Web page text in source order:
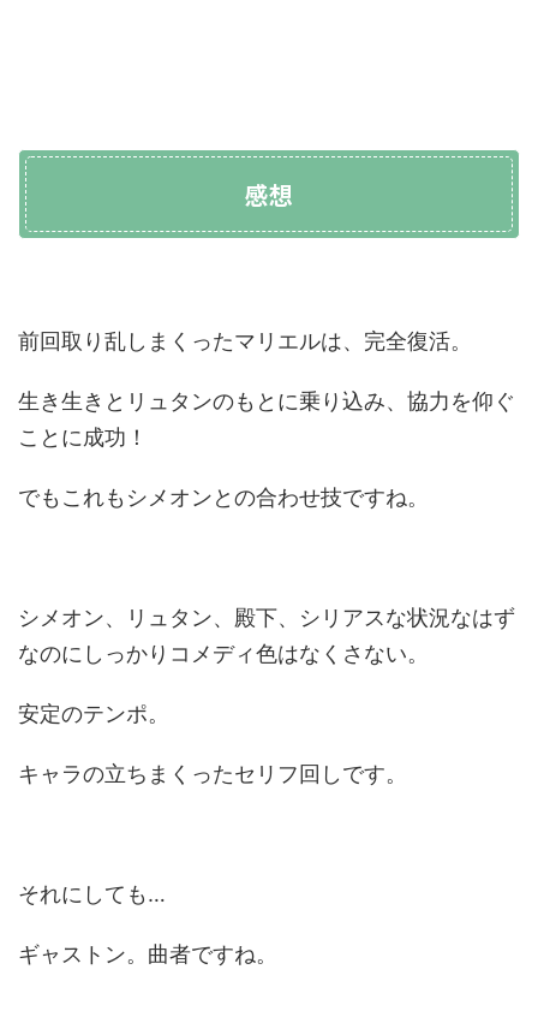
感想
前回取り乱しまくったマリエルは、完全復活。
生き生きとリュタンのもとに乗り込み、協力を仰ぐ
ことに成功！
でもこれもシメオンとの合わせ技ですね。
シメオン、リュタン、殿下、シリアスな状況なはず
なのにしっかりコメディ色はなくさない。
安定のテンポ。
キャラの立ちまくったセリフ回しです。
それにしても…
ギャストン。曲者ですね。